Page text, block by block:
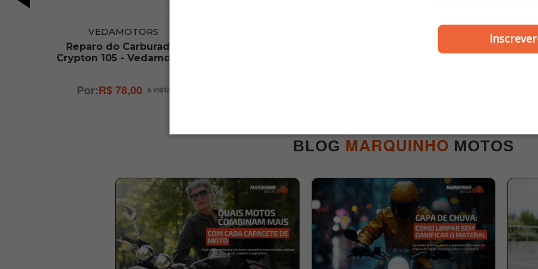
VEDAMOTORS
Reparo do Carburador
Crypton 105 - Vedamotors
R$ 78,00
WGK
BLOG MARQUINHO MOTOS